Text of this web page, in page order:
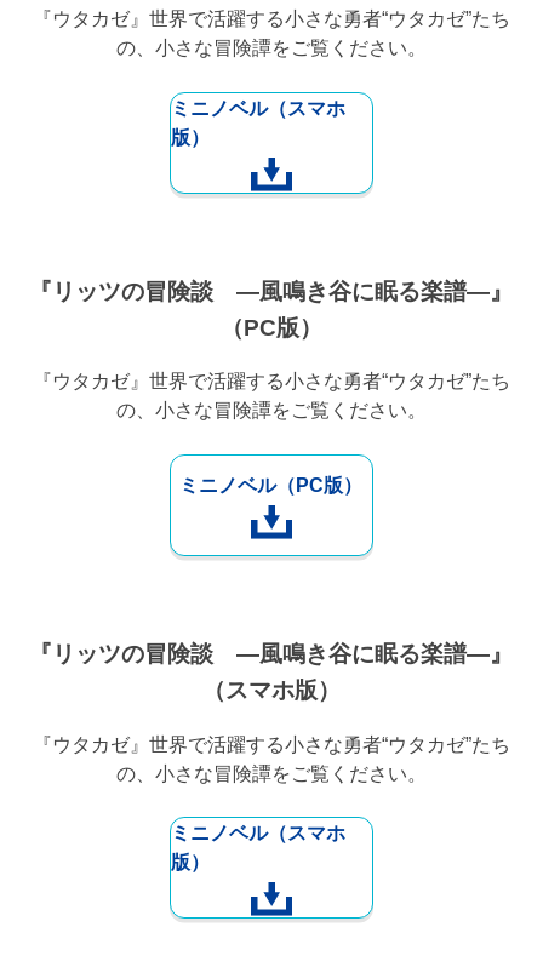
『ウタカゼ』世界で活躍する小さな勇者“ウタカゼ”たち
の、小さな冒険譚をご覧ください。
ミニノベル（スマホ
版）
『リッツの冒険談 ―風鳴き谷に眠る楽譜―』
（PC版）
『ウタカゼ』世界で活躍する小さな勇者“ウタカゼ”たち
の、小さな冒険譚をご覧ください。
ミニノベル（PC版）
『リッツの冒険談 ―風鳴き谷に眠る楽譜―』
（スマホ版）
『ウタカゼ』世界で活躍する小さな勇者“ウタカゼ”たち
の、小さな冒険譚をご覧ください。
ミニノベル（スマホ
版）